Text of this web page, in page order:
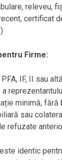
releveu,
certificat
Firme:
IF, II sau
minimă, fără
sau
refuzate
identic